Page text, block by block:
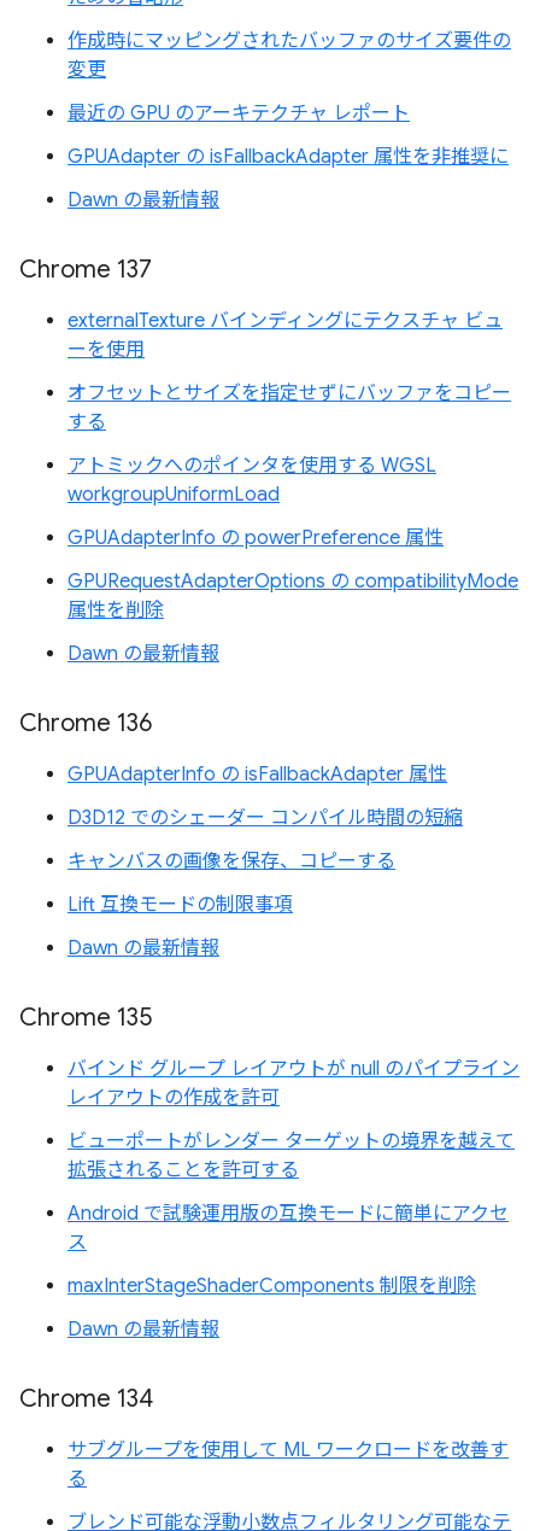
作成時にマッピングされたバッファのサイズ要件の
変更
最近の GPU のアーキテクチャ レポート
GPUAdapter の isFallbackAdapter 属性を非推奨に
Dawn の最新情報
Chrome 137
externalTexture バインディングにテクスチャ ビュ
ーを使用
オフセットとサイズを指定せずにバッファをコピー
する
アトミックへのポインタを使用する WGSL
workgroupUniformLoad
GPUAdapterInfo の powerPreference 属性
GPURequestAdapterOptions の compatibilityMode
属性を削除
Dawn の最新情報
Chrome 136
GPUAdapterInfo の isFallbackAdapter 属性
D3D12 でのシェーダー コンパイル時間の短縮
キャンバスの画像を保存、コピーする
Lift 互換モードの制限事項
Dawn の最新情報
Chrome 135
バインド グループ レイアウトが null のパイプライン
レイアウトの作成を許可
ビューポートがレンダー ターゲットの境界を越えて
拡張されることを許可する
Android で試験運用版の互換モードに簡単にアクセ
ス
maxInterStageShaderComponents 制限を削除
Dawn の最新情報
Chrome 134
サブグループを使用して ML ワークロードを改善す
る
ブレンド可能な浮動小数点フィルタリング可能なテ